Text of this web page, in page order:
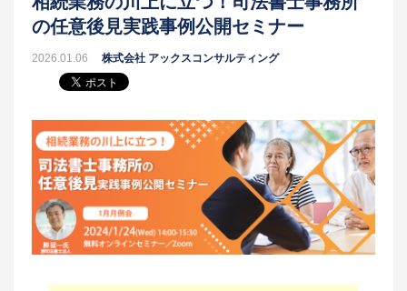
の任意後見実践事例公開セミナー
2026.01.06 株式会社 アックスコンサルティング